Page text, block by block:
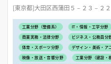
[東京都]大田区西蒲田５－２３－２２
工業分野（整備系） IT・情報・工学分野
商業実務・法律分野
ビジネス・公務員分
体育・スポーツ分野
デザイン・美術・ア
映像・放送・音響分野
工業分野（建設・